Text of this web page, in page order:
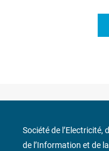
Société de l’Electricité,
de l’Information et de